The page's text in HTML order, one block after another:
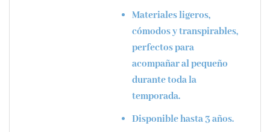
Materiales ligeros,
cómodos y transpirables,
perfectos para
acompañar al pequeño
durante toda la
temporada.
Disponible hasta 3 años.